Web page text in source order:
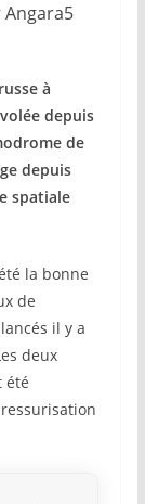
à
depuis
de
depuis
spatiale
la bonne
de
il y a
deux
été